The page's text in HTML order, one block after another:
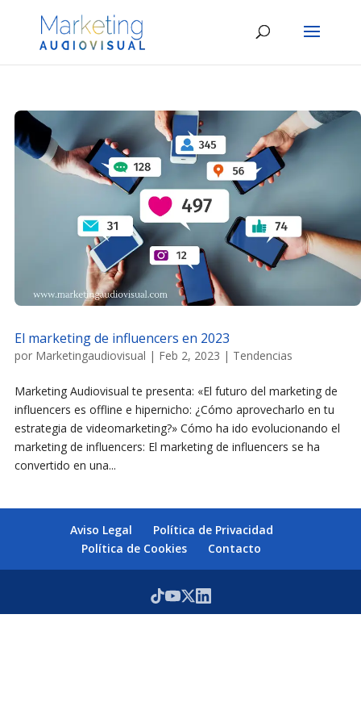
El marketing de influencers en 2023
por Marketingaudiovisual | Feb 2, 2023 | Tendencias
Marketing Audiovisual te presenta: «El futuro del marketing de
influencers es offline e hipernicho: ¿Cómo aprovecharlo en tu
estrategia de videomarketing?» Cómo ha ido evolucionando el
marketing de influencers: El marketing de influencers se ha
convertido en una...
Aviso Legal
Política de Privacidad
Política de Cookies
Contacto